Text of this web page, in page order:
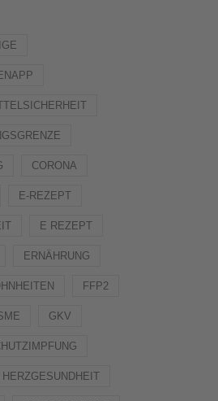
CORONA
E-REZEPT
E REZEPT
ERNÄHRUNG
FFP2
GKV
HERZGESUNDHEIT